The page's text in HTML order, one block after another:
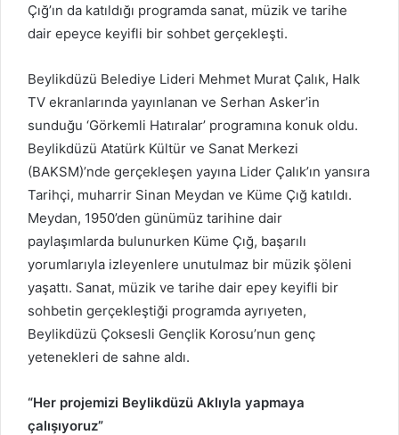
Çığ’ın da katıldığı programda sanat, müzik ve tarihe
dair epeyce keyifli bir sohbet gerçekleşti.
Beylikdüzü Belediye Lideri Mehmet Murat Çalık, Halk
TV ekranlarında yayınlanan ve Serhan Asker’in
sunduğu ‘Görkemli Hatıralar’ programına konuk oldu.
Beylikdüzü Atatürk Kültür ve Sanat Merkezi
(BAKSM)’nde gerçekleşen yayına Lider Çalık’ın yansıra
Tarihçi, muharrir Sinan Meydan ve Küme Çığ katıldı.
Meydan, 1950’den günümüz tarihine dair
paylaşımlarda bulunurken Küme Çığ, başarılı
yorumlarıyla izleyenlere unutulmaz bir müzik şöleni
yaşattı. Sanat, müzik ve tarihe dair epey keyifli bir
sohbetin gerçekleştiği programda ayrıyeten,
Beylikdüzü Çoksesli Gençlik Korosu’nun genç
yetenekleri de sahne aldı.
“Her projemizi Beylikdüzü Aklıyla yapmaya
çalışıyoruz”